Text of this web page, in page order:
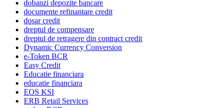
dobanzi depozite bancare
documente refinantare credit
dosar credit
dreptul de compensare
dreptul de retragere din contract credit
Dynamic Currency Conversion
e-Token BCR
Easy Credit
Educatie financiara
educatie financiara
EOS KSI
ERB Retail Services